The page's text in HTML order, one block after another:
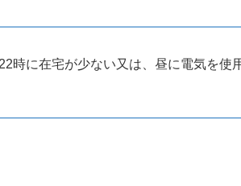
時に在宅が少ない又は、昼に電気を使